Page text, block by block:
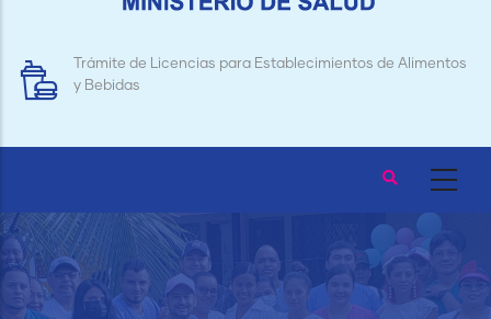
Trámite de Licencias para Establecimientos de Alimentos
y Bebidas